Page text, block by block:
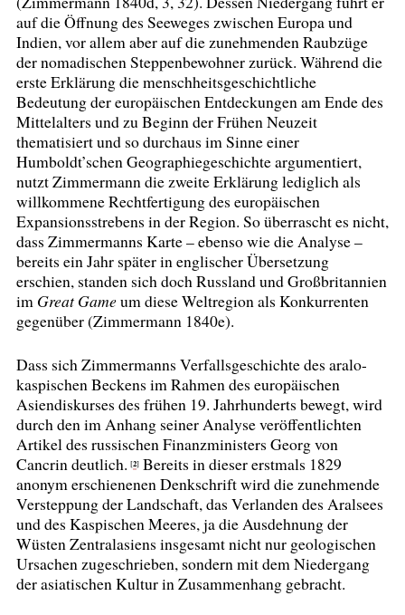
auf die Öffnung des Seeweges zwischen Europa und
Indien, vor allem aber auf die zunehmenden Raubzüge
der nomadischen Steppenbewohner zurück. Während die
erste Erklärung die menschheitsgeschichtliche
Bedeutung der europäischen Entdeckungen am Ende des
Mittelalters und zu Beginn der Frühen Neuzeit
thematisiert und so durchaus im Sinne einer
Humboldt’schen Geographiegeschichte argumentiert,
nutzt Zimmermann die zweite Erklärung lediglich als
willkommene Rechtfertigung des europäischen
Expansionsstrebens in der Region. So überrascht es nicht,
dass Zimmermanns Karte – ebenso wie die Analyse –
bereits ein Jahr später in englischer Übersetzung
erschien, standen sich doch Russland und Großbritannien
im Great Gameum diese Weltregion als Konkurrenten
gegenüber (Zimmermann 1840e).
Dass sich Zimmermanns Verfallsgeschichte des aralo-
kaspischen Beckens im Rahmen des europäischen
Asiendiskurses des frühen 19. Jahrhunderts bewegt, wird
durch den im Anhang seiner Analyse veröffentlichten
Artikel des russischen Finanzministers Georg von
Cancrin deutlich. [2]Bereits in dieser erstmals 1829
anonym erschienenen Denkschrift wird die zunehmende
Versteppung der Landschaft, das Verlanden des Aralsees
und des Kaspischen Meeres, ja die Ausdehnung der
Wüsten Zentralasiens insgesamt nicht nur geologischen
Ursachen zugeschrieben, sondern mit dem Niedergang
der asiatischen Kultur in Zusammenhang gebracht.